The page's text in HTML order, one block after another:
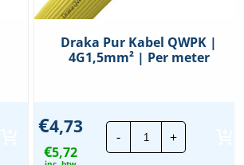
Draka Pur Kabel QWPK |
4G1,5mm² | Per meter
€4,73
€5,72
-
Draka
Pur
Kabel
+